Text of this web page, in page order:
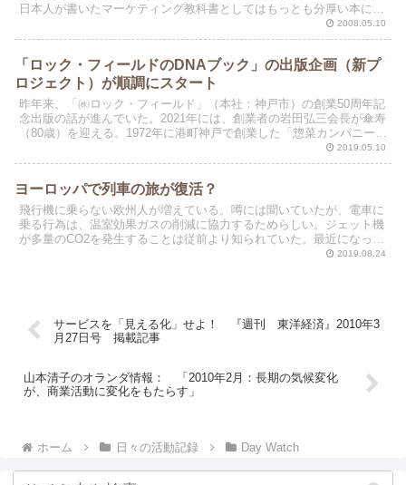
日本人が書いたマーケティング教科書としてはもっとも分厚い本にな
2008.05.10
「ロック・フィールドのDNAブック」の出版企画（新プ
ロジェクト）が順調にスタート
昨年来、「㈱ロック・フィールド」（本社：神戸市）の創業50周年記
念出版の話が進んでいた。2021年には、創業者の岩田弘三会長が傘寿
（80歳）を迎える。1972年に港町神戸で創業した「惣菜カンパニー」
2019.05.10
ヨーロッパで列車の旅が復活？
飛行機に乗らない欧州人が増えている。噂には聞いていたが、電車に
乗る行為は、温室効果ガスの削減に協力するためらしい。ジェット機
が多量のCO2を発生することは従前より知られていた。最近になっ
て、地球温暖化対策として夜行列車に乗る欧州人が増え始め...2019.08.24
サービスを「見える化」せよ！ 『週刊 東洋経済』2010年3
月27日号 掲載記事
山本清子のオランダ情報： 「2010年2月：長期の気候変化
が、商業活動に変化をもたらす」
ホーム 日々の活動記録 Day Watch